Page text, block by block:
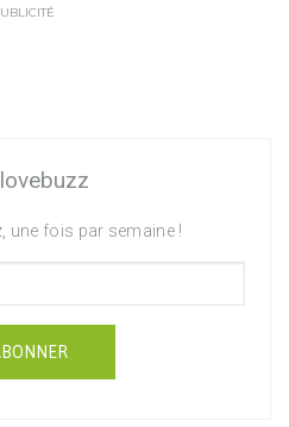
une fois par semaine !